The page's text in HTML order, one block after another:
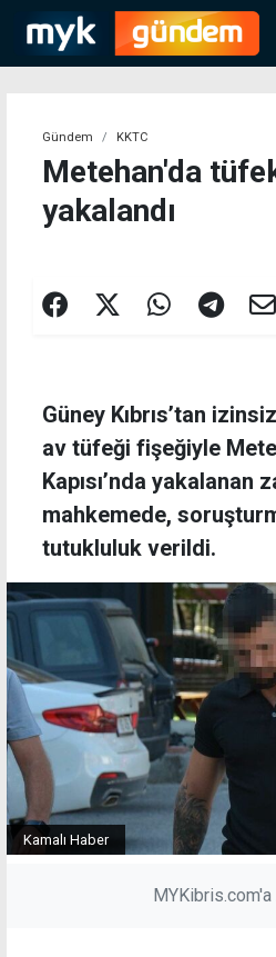
Gündem KKTC
Metehan'da
yakalandı
Güney Kıbrıs’tan
av tüfeği fişeğiyle
Kapısı’nda yakalanan
mahkemede,
tutukluluk verildi.
Kamalı Haber
MYKibris.com'a